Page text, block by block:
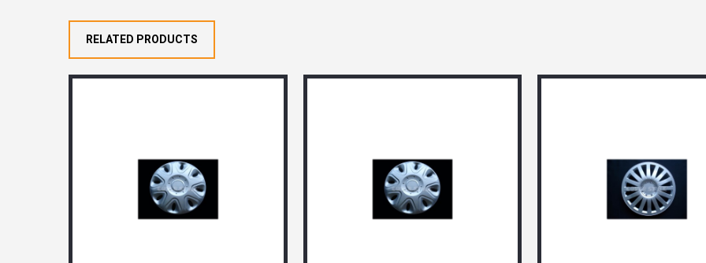
RELATED PRODUCTS